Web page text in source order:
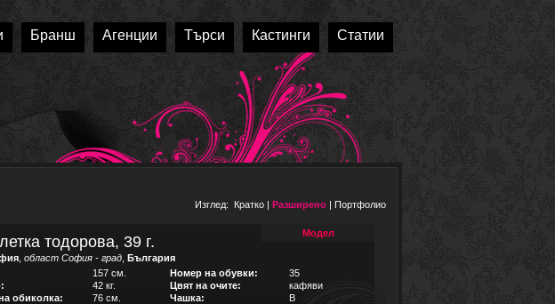
Бранш Агенции Търси Кастинги Статии
Изглед: Кратко | Разширено | Портфолио
тодорова, 39 г. Модел
област София - град България
157 см. Номер на обувки:
35
42 кг. Цвят на очите:
кафяви
обиколка:
76 см. Чашка:
B